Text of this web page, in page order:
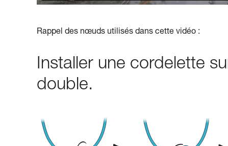
Rappel des nœuds utilisés dans cette vidéo :
Installer une cordelette
double.